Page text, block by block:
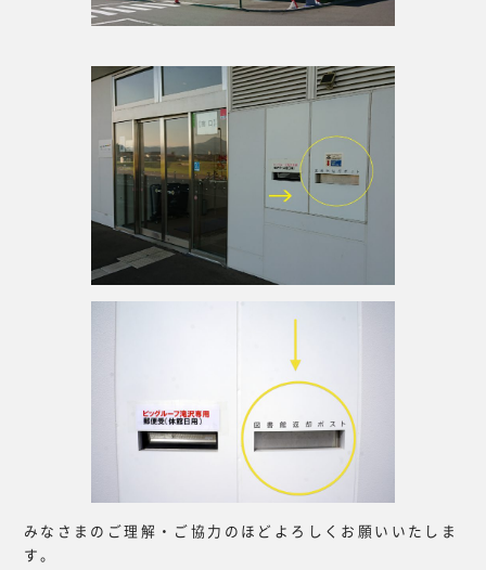
みなさまのご理解・ご協力のほどよろしくお願いいたしま
す。